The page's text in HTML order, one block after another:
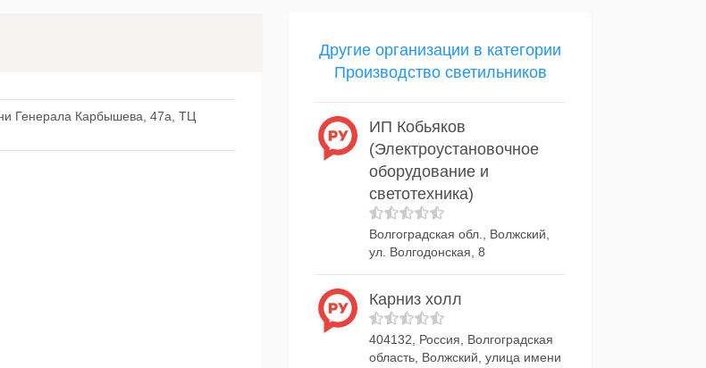
Генерала Карбышева, 47а, ТЦ
Другие организации в категории
Производство светильников
ИП Кобьяков
(Электроустановочное
оборудование и
светотехника)
Волгоградская обл., Волжский,
ул. Волгодонская, 8
Карниз холл
404132, Россия, Волгоградская
область, Волжский, улица имени